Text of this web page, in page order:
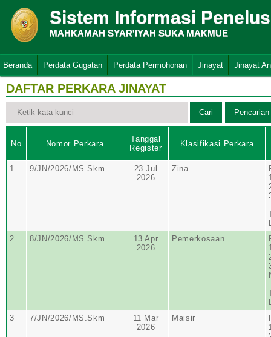
Sistem Informasi
MAHKAMAH SYAR'IYAH SUKA MAKMUE
Beranda Perdata Gugatan Perdata Permohonan Jinayat Jinayat
DAFTAR PERKARA JINAYAT
No Nomor Perkara
Tanggal
Register
Klasifikasi Perkara
1 9/JN/2026/MS.Skm
23 Jul
2026
Zina
2
8/JN/2026/MS.Skm
13 Apr
2026
Pemerkosaan
3
7/JN/2026/MS.Skm
11 Mar
2026
Maisir